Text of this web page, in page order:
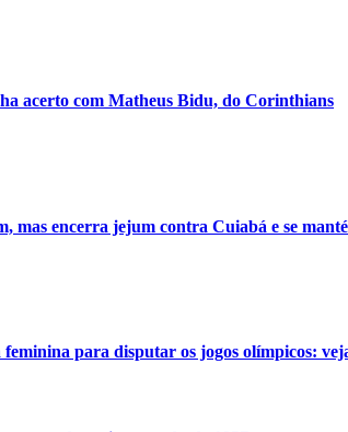
acerto com Matheus Bidu, do Corinthians
mas encerra jejum contra Cuiabá e se
para disputar os jogos olímpicos: